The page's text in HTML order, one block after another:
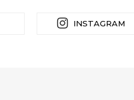
INSTAGRAM